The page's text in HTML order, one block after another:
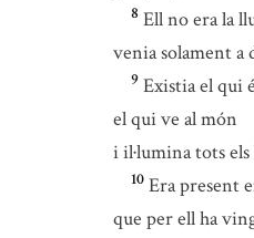
8 Ell no era la
venia solament
9 Existia el qui
el qui ve al món
i il·lumina tots els
10 Era present
que per ell ha